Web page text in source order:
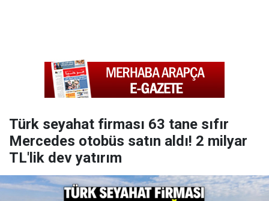
Türk seyahat firması 63 tane sıfır
Mercedes otobüs satın aldı! 2 milyar
TL'lik dev yatırım